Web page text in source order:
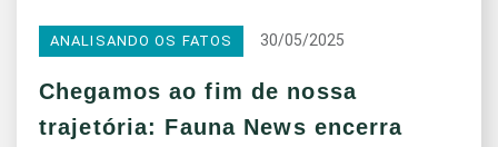
ANALISANDO OS FATOS 30/05/2025
Chegamos ao fim de nossa
trajetória: Fauna News encerra